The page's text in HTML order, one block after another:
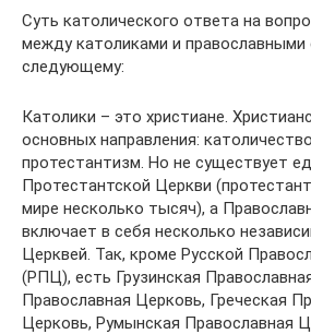
Суть католического ответа на
между католиками и православными
следующему:
Католики – это христиане.
основных направления:
протестантизм. Но не существует
Протестантской Церкви
мире несколько тысяч), а
включает в себя несколько
Церквей. Так, кроме Русской
(РПЦ), есть Грузинская
Православная Церковь, Греческая
Церковь, Румынская Православная